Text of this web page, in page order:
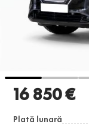
16 850 €
Plată lunară